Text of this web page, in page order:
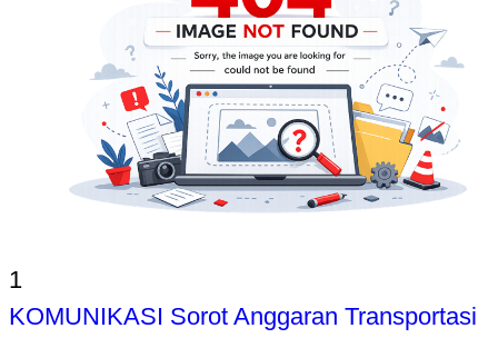
1
KOMUNIKASI Sorot Anggaran Transportasi